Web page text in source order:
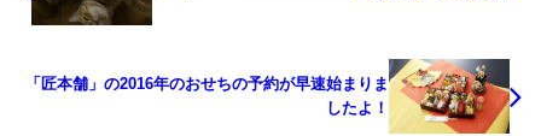
「匠本舗」の2016年のおせちの予約が早速始まりま
したよ！